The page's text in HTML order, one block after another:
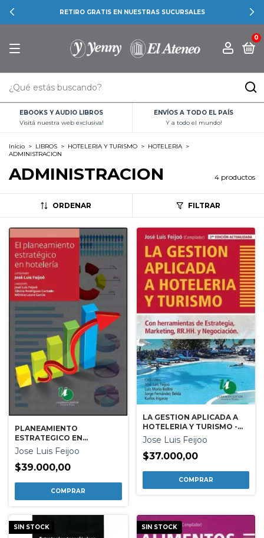
RETIRO GRATIS EN NUESTRAS SUCURSALES
0
EBOOKS Y AUDIO LIBROS
Visitá nuestra web exclusiva!
ENVÍOS A TODO EL PAÍS
Y a todo el mundo!
Inicio > LIBROS > HOTELERIA Y TURISMO > HOTELERIA >
ADMINISTRACION
ADMINISTRACION 4 productos
ORDENAR FILTRAR
PLANEAMIENTO
ESTRATEGICO EN
HOTELERIA
Jose Luis Feijoo
$39.000,00
LA GESTION APLICADA A
HOTELERIA Y TURISMO -
SEGUNDA EDICION
Jose Luis Feijoo
$37.000,00
SIN STOCK SIN STOCK